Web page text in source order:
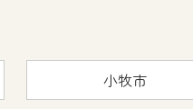
小牧市